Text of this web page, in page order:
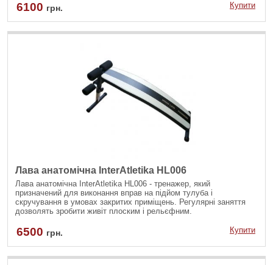
6100 грн. Купити
Лава анатомічна InterAtletika HL006
Лава анатомічна InterAtletika HL006 - тренажер, який
призначений для виконання вправ на підйом тулуба і
скручування в умовах закритих приміщень. Регулярні заняття
дозволять зробити живіт плоским і рельєфним.
6500 грн. Купити